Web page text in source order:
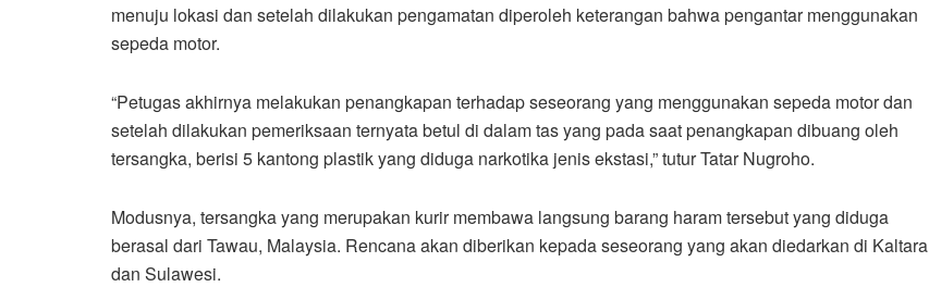
menuju lokasi dan setelah dilakukan pengamatan diperoleh keterangan bahwa pengantar menggunakan
sepeda motor.
“Petugas akhirnya melakukan penangkapan terhadap seseorang yang menggunakan sepeda motor dan
setelah dilakukan pemeriksaan ternyata betul di dalam tas yang pada saat penangkapan dibuang oleh
tersangka, berisi 5 kantong plastik yang diduga narkotika jenis ekstasi,” tutur Tatar Nugroho.
Modusnya, tersangka yang merupakan kurir membawa langsung barang haram tersebut yang diduga
berasal dari Tawau, Malaysia. Rencana akan diberikan kepada seseorang yang akan diedarkan di Kaltara
dan Sulawesi.